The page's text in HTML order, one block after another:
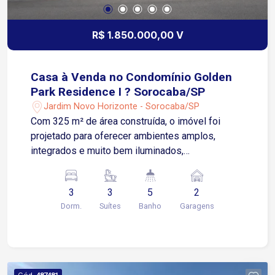
R$ 1.850.000,00 V
Casa à Venda no Condomínio Golden
Park Residence I ? Sorocaba/SP
Jardim Novo Horizonte - Sorocaba/SP
Com 325 m² de área construída, o imóvel foi
projetado para oferecer ambientes amplos,
integrados e muito bem iluminados,
toda a família. Destaques do Imóvel ? 3
dormitórios, todos suítes; ? 2 suítes com closet;
? Ampla sala de estar e sala de jantar integradas;
garagem, sendo 2 cobertas e 2 descobertas.
3
Dorm.
3
Suítes
5
Banho
2
Garagens